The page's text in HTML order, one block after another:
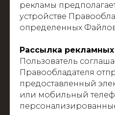
рекламы
устройстве
определенных
Рассылка
Пользователь
Правообладателя
предоставленный
или мобильный